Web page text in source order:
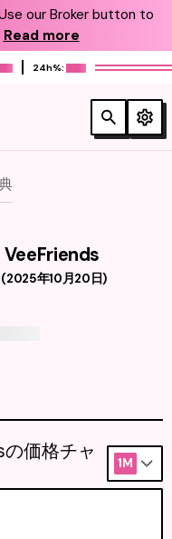
our Broker button to
Read more
24h%:
(2025年10月20日)
価格チャ
1M